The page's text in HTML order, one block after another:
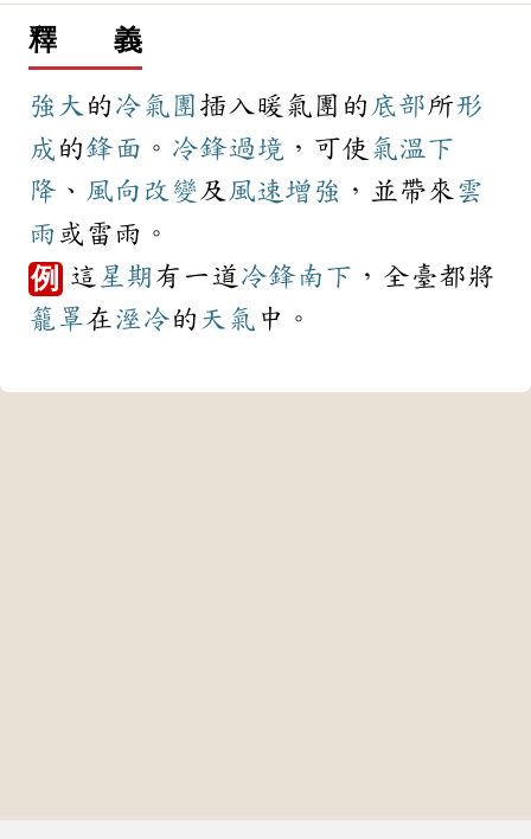
釋 義
強大 的 冷氣團 插入暖氣團的 底部所形
成 的鋒面 。 冷鋒過境 ，可使 氣溫下
降 、 風向 改變及 風速 增強 ，並帶來雲
雨 或雷雨。
例 這 星期 有一道 冷鋒南下 ，全臺都將
籠罩在溼冷的 天氣 中。